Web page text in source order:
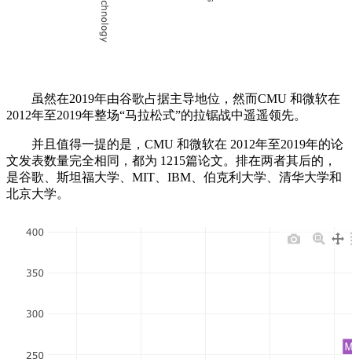
虽然在2019年由谷歌占据主导地位，然而CMU 和微软在
2012年至2019年整场“马拉松式”的拉锯战中遥遥领先。
并且值得一提的是，CMU 和微软在 2012年至2019年的论
文发表数量完全相同，都为 1215篇论文。排在两者其后的，
是谷歌、斯坦福大学、MIT、IBM、伯克利大学、清华大学和
北京大学。